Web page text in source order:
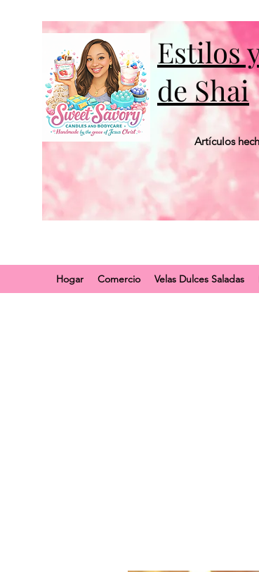
Estilos
de Shai
Artículos
Hogar Comercio Velas Dulces Saladas